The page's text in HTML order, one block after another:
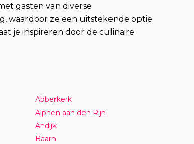
gasten van diverse
waardoor ze een uitstekende optie
je inspireren door de culinaire
Abberkerk
Alphen aan den Rijn
Andijk
Baarn